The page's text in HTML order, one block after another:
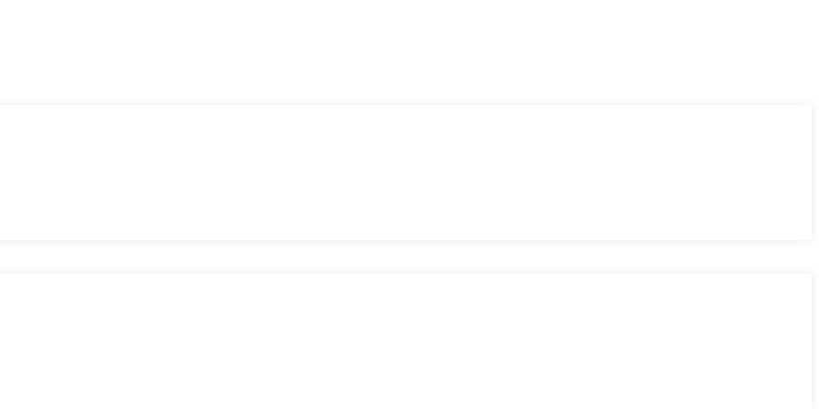
senza complicazioni.
del mercato.
piattaforme e dApp.